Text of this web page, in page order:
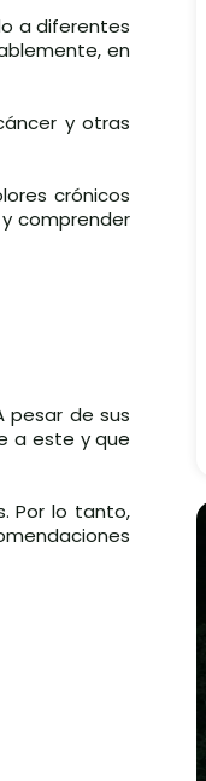
a diferentes
en
y otras
crónicos
comprender
pesar de sus
a este y que
Por lo tanto,